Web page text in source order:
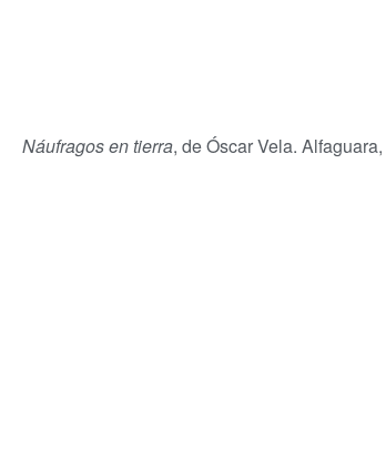
Náufragos en tierra, de Óscar Vela.